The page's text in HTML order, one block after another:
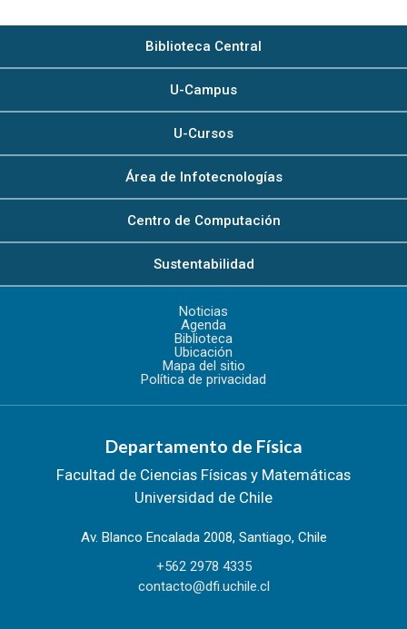
Biblioteca Central
U-Campus
U-Cursos
Área de Infotecnologías
Centro de Computación
Sustentabilidad
Noticias
Agenda
Biblioteca
Ubicación
Mapa del sitio
Política de privacidad
Departamento de Física
Facultad de Ciencias Físicas y Matemáticas
Universidad de Chile
Av. Blanco Encalada 2008, Santiago, Chile
+562 2978 4335
contacto@dfi.uchile.cl